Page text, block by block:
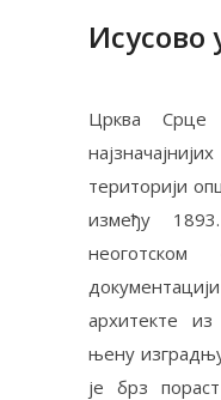
Исусово
Црква Срце
територији
између
архитекте
њену
је брз